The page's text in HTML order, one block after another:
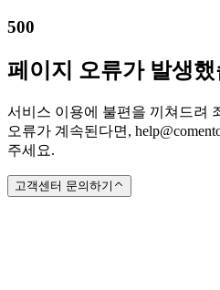
500
페이지 오류가 발생
서비스 이용에 불편을 끼쳐드려
오류가 계속된다면,
주세요.
고객센터 문의하기